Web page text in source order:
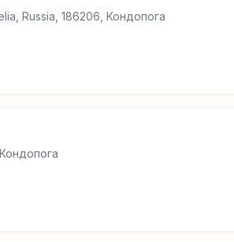
Russia, 186206, Кондопога